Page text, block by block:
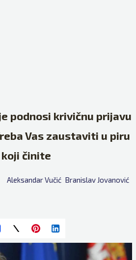
podnosi krivičnu prijavu
Vas zaustaviti u piru
koji činite
Aleksandar Vučić Branislav Jovanović